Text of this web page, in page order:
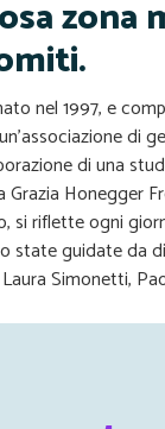
zona
nel 1997, e
di
di una
Grazia Honegger
si riflette ogni
state guidate da
Simonetti,